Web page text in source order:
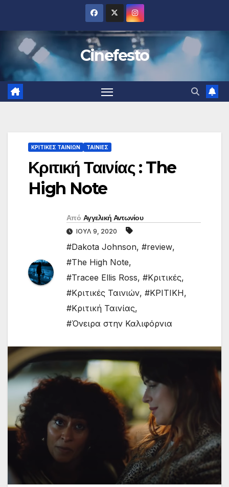
περιεχόμενο
Cinefesto
ΚΡΙΤΙΚΕΣ ΤΑΙΝΙΩΝ ΤΑΙΝΙΕΣ
Κριτική Ταινίας : The
High Note
Από Αγγελική Αντωνίου
ΙΟΎΛ 9, 2020
#Dakota Johnson, #review,
#The High Note,
#Tracee Ellis Ross, #Κριτικές,
#Κριτικές Ταινιών, #ΚΡΙΤΙΚΗ,
#Κριτική Ταινίας,
#Όνειρα στην Καλιφόρνια